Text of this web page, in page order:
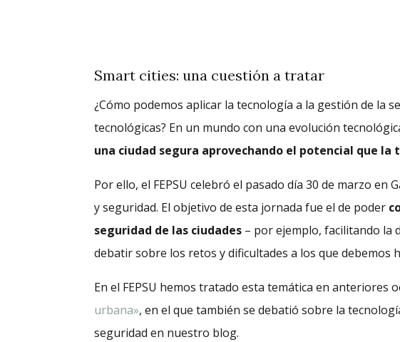
Smart cities: una cuestión a tratar
¿Cómo podemos aplicar la tecnología a la gestión de la
tecnológicas? En un mundo con una evolución
una ciudad segura aprovechando el potencial que la
Por ello, el FEPSU celebró el pasado día 30 de marzo
y seguridad. El objetivo de esta jornada fue el de poder
seguridad de las ciudades – por ejemplo, facilitando la
debatir sobre los retos y dificultades a los que
En el FEPSU hemos tratado esta temática en anteriores
urbana», en el que también se debatió sobre la
seguridad en nuestro blog.